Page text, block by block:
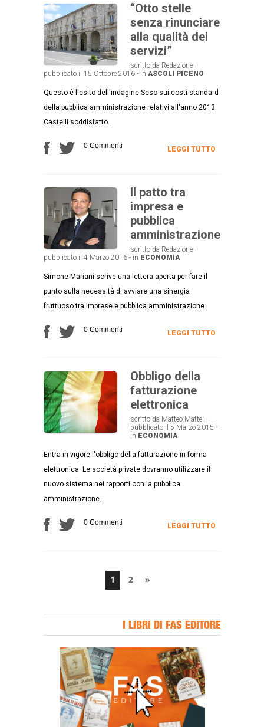
“Otto stelle
senza rinunciare
alla qualità dei
servizi”
scritto da Redazione -
pubblicato il 15 Ottobre 2016 - in ASCOLI PICENO
Questo è l'esito dell'indagine Seso sui costi standard
della pubblica amministrazione relativi all'anno 2013.
Castelli soddisfatto.
0 Commenti LEGGI TUTTO
Il patto tra
impresa e
pubblica
amministrazione
scritto da Redazione -
pubblicato il 4 Marzo 2016 - in ECONOMIA
Simone Mariani scrive una lettera aperta per fare il
punto sulla necessità di avviare una sinergia
fruttuoso tra imprese e pubblica amministrazione.
0 Commenti LEGGI TUTTO
Obbligo della
fatturazione
elettronica
scritto da Matteo Mattei -
pubblicato il 5 Marzo 2015 -
in ECONOMIA
Entra in vigore l'obbligo della fatturazione in forma
elettronica. Le società private dovranno utilizzare il
nuovo sistema nei rapporti con la pubblica
amministrazione.
0 Commenti LEGGI TUTTO
1 2 »
I LIBRI DI FAS EDITORE